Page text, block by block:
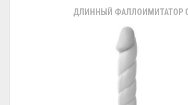
ДЛИННЫЙ ФАЛЛОИМИТАТОР